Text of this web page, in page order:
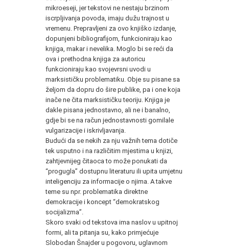
mikroeseji, jer tekstovi ne nestaju brzinom
iscrpljivanja povoda, imaju dužu trajnost u
vremenu. Prepravljeni za ovo knjiško izdanje,
dopunjeni bibliografijom, funkcioniraju kao
knjiga, makar i nevelika. Moglo bi se reći da
ova i prethodna knjiga za autoricu
funkcioniraju kao svojevrsni uvodi u
marksističku problematiku. Obje su pisane sa
željom da dopru do šire publike, pa i one koja
inače ne čita marksističku teoriju. Knjiga je
dakle pisana jednostavno, ali ne i banalno,
gdje bi se na račun jednostavnosti gomilale
vulgarizacije i iskrivljavanja.
Budući da se nekih za nju važnih tema dotiče
tek usputno i na različitim mjestima u knjizi,
zahtjevnijeg čitaoca to može ponukati da
“progugla” dostupnu literaturu ili upita umjetnu
inteligenciju za informacije o njima. A takve
teme su npr. problematika direktne
demokracije i koncept “demokratskog
socijalizma”.
Skoro svaki od tekstova ima naslov u upitnoj
formi, ali ta pitanja su, kako primjećuje
Slobodan Šnajder u pogovoru, uglavnom